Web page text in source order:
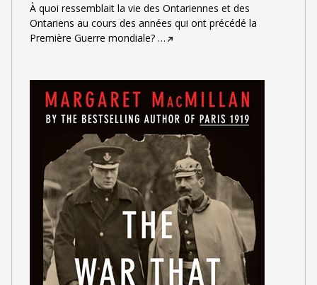
À quoi ressemblait la vie des Ontariennes et des
Ontariens au cours des années qui ont précédé la
Première Guerre mondiale?…